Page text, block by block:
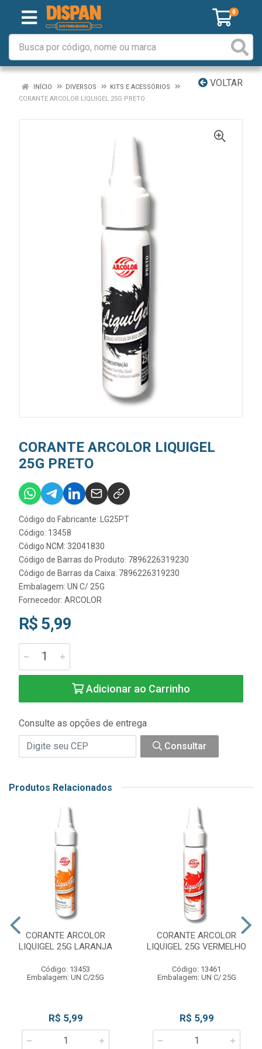
0
VOLTAR
INÍCIO DIVERSOS
KITS E ACESSÓRIOS
CORANTE ARCOLOR LIQUIGEL 25G PRETO
CORANTE ARCOLOR LIQUIGEL
25G PRETO
Código do Fabricante: LG25PT
Código: 13458
Código NCM: 32041830
Código de Barras do Produto: 7896226319230
Código de Barras da Caixa: 7896226319230
Embalagem: UN C/ 25G
Fornecedor: ARCOLOR
R$ 5,99
Adicionar ao Carrinho
Consulte as opções de entrega
Consultar
Produtos Relacionados
CORANTE ARCOLOR
LIQUIGEL 25G LARANJA
Código: 13453
Embalagem: UN C/25G
R$ 5,99
CORANTE ARCOLOR
LIQUIGEL 25G VERMELHO
Código: 13461
Embalagem: UN C/ 25G
R$ 5,99